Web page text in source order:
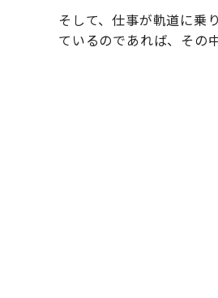
そして、仕事が軌道に乗
ているのであれば、その